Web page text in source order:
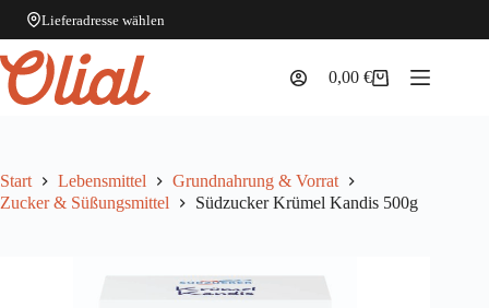
Lieferadresse wählen
Zum
Inhalt
springen
Warenkorb
0,00€
Start Lebensmittel
Grundnahrung & Vorrat
Zucker & Süßungsmittel
Südzucker Krümel Kandis 500g